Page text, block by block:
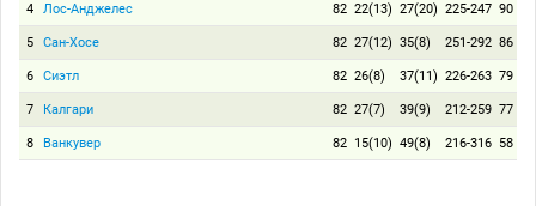
4 Лос-Анджелес 82 22(13) 27(20) 225-247 90
5 Сан-Хосе 82 27(12) 35(8) 251-292 86
6 Сиэтл 82 26(8) 37(11) 226-263 79
7 Калгари 82 27(7) 39(9) 212-259 77
8 Ванкувер 82 15(10) 49(8) 216-316 58